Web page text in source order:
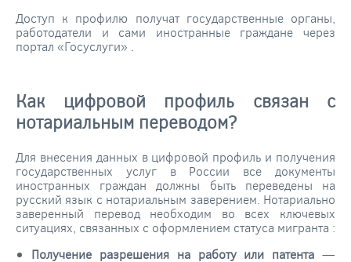
Доступ к профилю получат государственные органы,
работодатели и сами иностранные граждане через
портал «Госуслуги»
Как цифровой профиль связан с
нотариальным переводом?
Для внесения данных в цифровой профиль и получения
государственных услуг в России все документы
иностранных граждан должны быть переведены на
русский язык с нотариальным заверением. Нотариально
заверенный перевод необходим во всех ключевых
ситуациях, связанных с оформлением статуса мигранта :
Получение разрешения на работу или патента —